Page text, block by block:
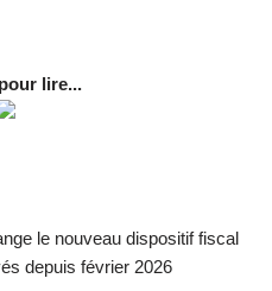
lire...
le nouveau dispositif fiscal
depuis février 2026